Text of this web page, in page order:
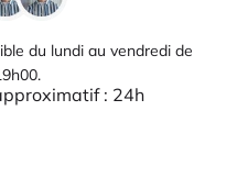
du lundi au vendredi de
: 24h